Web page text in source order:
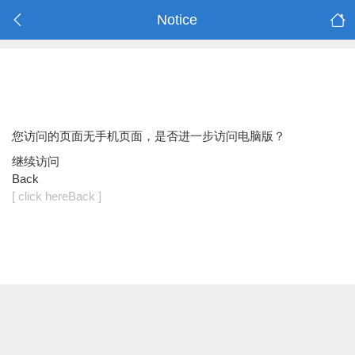
Notice
您访问的页面无手机页面，是否进一步访问电脑版？
继续访问
Back
[ click hereBack ]